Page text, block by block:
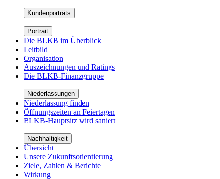
Kundenporträts
Portrait
Die BLKB im Überblick
Leitbild
Organisation
Auszeichnungen und Ratings
Die BLKB-Finanzgruppe
Niederlassungen
Niederlassung finden
Öffnungszeiten an Feiertagen
BLKB-Hauptsitz wird saniert
Nachhaltigkeit
Übersicht
Unsere Zukunftsorientierung
Ziele, Zahlen & Berichte
Wirkung